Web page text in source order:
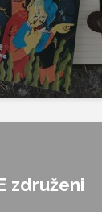
združeni